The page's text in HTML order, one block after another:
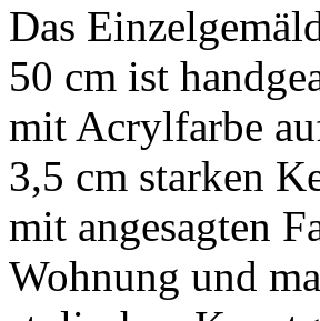
Das
50 cm ist
mit Acrylfarbe
3,5 cm starken
mit angesagten
Wohnung und